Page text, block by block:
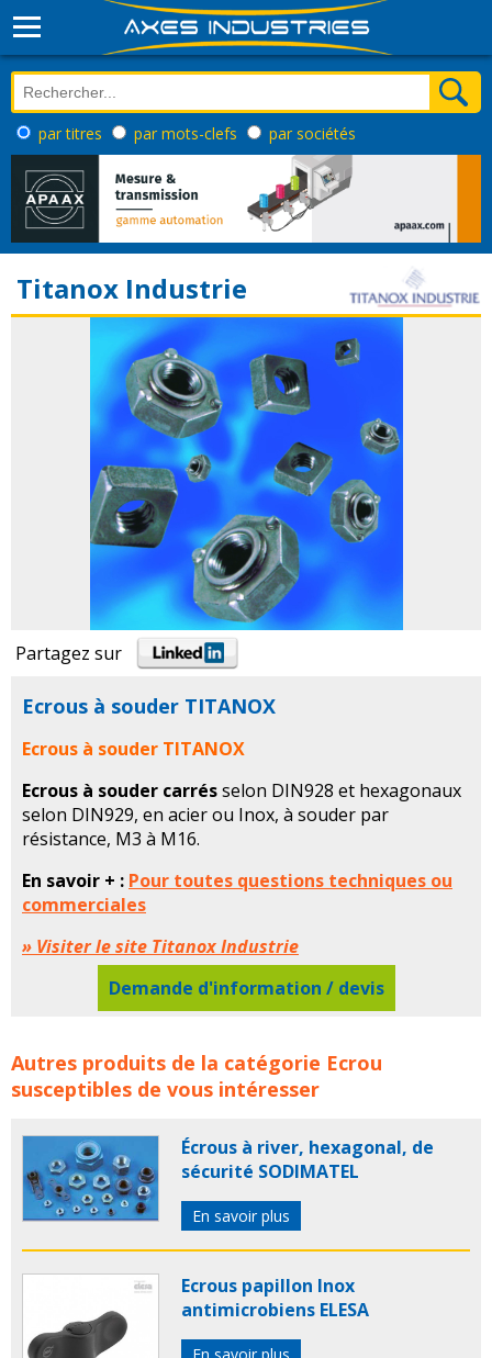
par titres par mots-clefs par sociétés
Titanox Industrie
Partagez sur
Ecrous à souder TITANOX
Ecrous à souder TITANOX
Ecrous à souder carrésselon DIN928 et hexagonaux
selon DIN929, en acier ou Inox, à souder par
résistance, M3 à M16.
En savoir + : Pour toutes questions techniques ou
commerciales
» Visiter le site Titanox Industrie
Demande d'information / devis
Ecrous à souder TITANOX concerne les familles de
produits :titanox ecrou ecrous
Autres produits de la catégorie Ecrou
susceptibles de vous intéresser
Écrous à river, hexagonal, de
sécurité SODIMATEL
En savoir plus
Ecrous papillon Inox
antimicrobiens ELESA
En savoir plus